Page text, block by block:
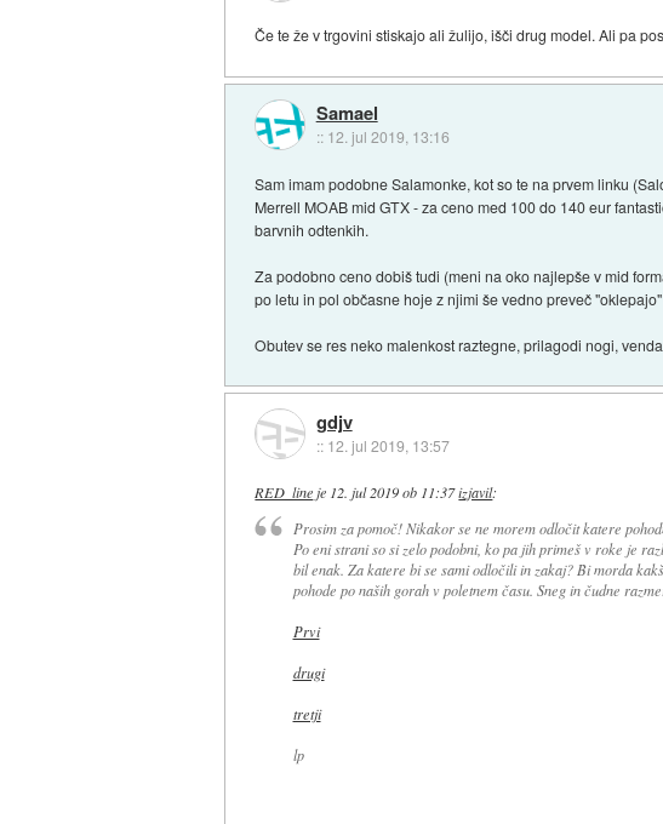
Če te že v trgovini stiskajo ali žulijo, išči drug model. Ali pa
Samael
:: 12. jul 2019, 13:16
Sam imam podobne Salamonke, kot so te na prvem linku
Merrell MOAB mid GTX - za ceno med 100 do 140 eur
barvnih odtenkih.
Za podobno ceno dobiš tudi (meni na oko najlepše v mid
po letu in pol občasne hoje z njimi še vedno preveč
Obutev se res neko malenkost raztegne, prilagodi nogi,
gdjv
:: 12. jul 2019, 13:57
RED_line je 12. jul 2019 ob 11:37izjavil:
Prosim za pomoč! Nikakor se ne morem odločit katere
Po eni strani so si zelo podobni, ko pa jih primeš v roke je
bil enak. Za katere bi se sami odločili in zakaj? Bi morda
pohode po naših gorah v poletnem času. Sneg in čudne
Prvi
drugi
tretji
lp